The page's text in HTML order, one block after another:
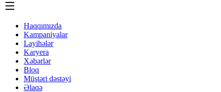
Haqqımızda
Kampaniyalar
Layihələr
Karyera
Xəbərlər
Bloq
Müştəri dəstəyi
Əlaqə